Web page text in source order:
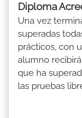
Diploma
Una vez
superadas
prácticos, con
alumno
que ha
las pruebas